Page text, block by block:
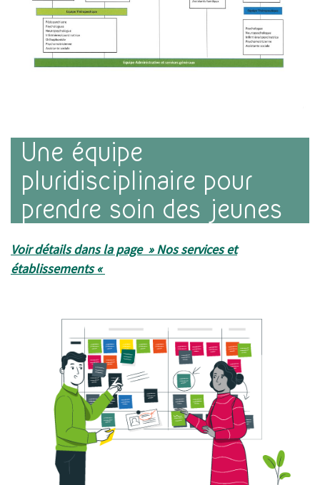
Une équipe
pluridisciplinaire pour
prendre soin des jeunes
Voir détails dans la page »Nos services et
établissements«